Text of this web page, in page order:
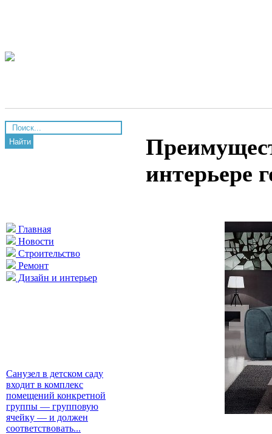
Найти
Главная
Новости
Строительство
Ремонт
Дизайн и интерьер
Санузел в детском саду
входит в комплекс
помещений конкретной
группы — групповую
ячейку — и должен
соответствовать...
интерьере